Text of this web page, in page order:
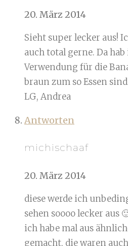
20. März 2014
Sieht super lecker aus!
auch total gerne. Da
Verwendung für die
braun zum so Essen
LG, Andrea
Antworten
michischaaf
20. März 2014
diese werde ich
sehen soooo lecker aus
ich habe mal aus
gemacht, die waren